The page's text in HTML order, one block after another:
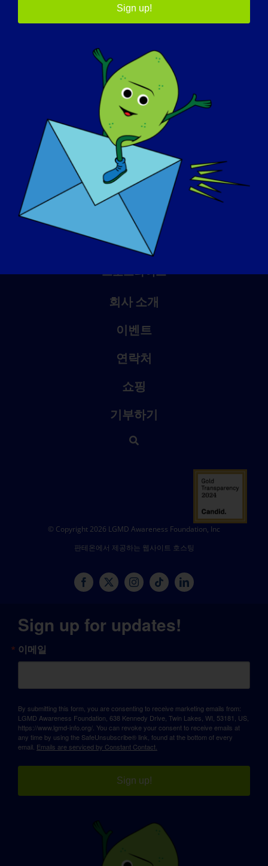
내일 LGMD가 '완치'될 수 있다면 가장 먼저 하
고 싶은 일은 무엇일까요?
니고, 댄스 레슨을 받곤 했습니다.
인식의 날
기술 자료
스포트라이트
회사 소개
이벤트
연락처
쇼핑
기부하기
© Copyright 2026 LGMD Awareness Foundation, Inc
판테온에서 제공하는 웹사이트 호스팅
Sign up for updates!
이메일
By submitting this form, you are consenting to receive marketing emails from:
LGMD Awareness Foundation, 638 Kennedy Drive, Twin Lakes, WI, 53181, US,
https://www.lgmd-info.org/. You can revoke your consent to receive emails at
any time by using the SafeUnsubscribe® link, found at the bottom of every
email. Emails are serviced by Constant Contact.
Sign up!
Sign up!